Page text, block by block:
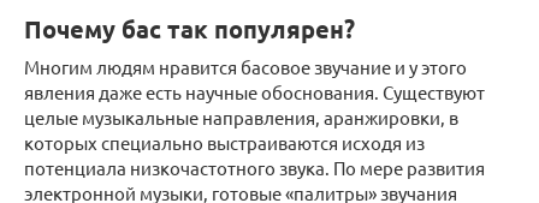
Почему бас так популярен?
Многим людям нравится басовое звучание и у этого
явления даже есть научные обоснования. Существуют
целые музыкальные направления, аранжировки, в
которых специально выстраиваются исходя из
потенциала низкочастотного звука. По мере развития
электронной музыки, готовые «палитры» звучания